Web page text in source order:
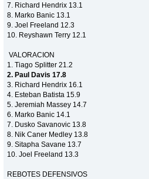
7. Richard Hendrix 13.1
8. Marko Banic 13.1
9. Joel Freeland 12.3
10. Reyshawn Terry 12.1
VALORACION
1. Tiago Splitter 21.2
2. Paul Davis 17.8
3. Richard Hendrix 16.1
4. Esteban Batista 15.9
5. Jeremiah Massey 14.7
6. Marko Banic 14.1
7. Dusko Savanovic 13.8
8. Nik Caner Medley 13.8
9. Sitapha Savane 13.7
10. Joel Freeland 13.3
REBOTES DEFENSIVOS